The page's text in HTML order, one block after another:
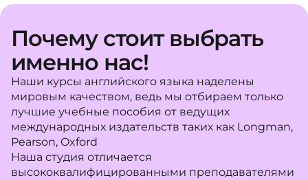
Почему стоит выбрать
именно нас!
Наши курсы английского языка наделены
мировым качеством, ведь мы отбираем только
лучшие учебные пособия от ведущих
международных издательств таких как Longman,
Pearson, Oxford
Наша студия отличается
высококвалифицированными преподавателями